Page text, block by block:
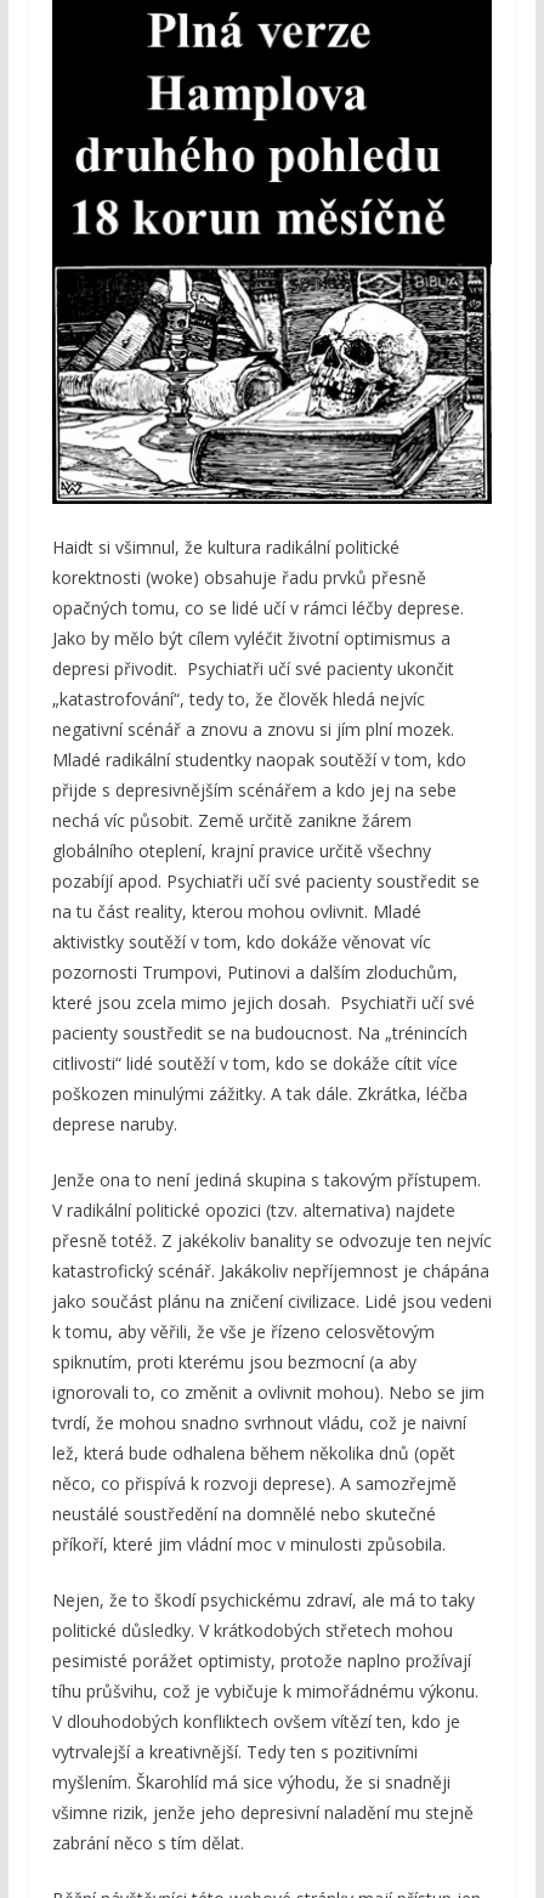
Haidt si všimnul, že kultura radikální politické
korektnosti (woke) obsahuje řadu prvků přesně
opačných tomu, co se lidé učí v rámci léčby deprese.
Jako by mělo být cílem vyléčit životní optimismus a
depresi přivodit. Psychiatři učí své pacienty ukončit
„katastrofování“, tedy to, že člověk hledá nejvíc
negativní scénář a znovu a znovu si jím plní mozek.
Mladé radikální studentky naopak soutěží v tom, kdo
přijde s depresivnějším scénářem a kdo jej na sebe
nechá víc působit. Země určitě zanikne žárem
globálního oteplení, krajní pravice určitě všechny
pozabíjí apod. Psychiatři učí své pacienty soustředit se
na tu část reality, kterou mohou ovlivnit. Mladé
aktivistky soutěží v tom, kdo dokáže věnovat víc
pozornosti Trumpovi, Putinovi a dalším zloduchům,
které jsou zcela mimo jejich dosah. Psychiatři učí své
pacienty soustředit se na budoucnost. Na „trénincích
citlivosti“ lidé soutěží v tom, kdo se dokáže cítit více
poškozen minulými zážitky. A tak dále. Zkrátka, léčba
deprese naruby.
Jenže ona to není jediná skupina s takovým přístupem.
V radikální politické opozici (tzv. alternativa) najdete
přesně totéž. Z jakékoliv banality se odvozuje ten nejvíc
katastrofický scénář. Jakákoliv nepříjemnost je chápána
jako součást plánu na zničení civilizace. Lidé jsou vedeni
k tomu, aby věřili, že vše je řízeno celosvětovým
spiknutím, proti kterému jsou bezmocní (a aby
ignorovali to, co změnit a ovlivnit mohou). Nebo se jim
tvrdí, že mohou snadno svrhnout vládu, což je naivní
lež, která bude odhalena během několika dnů (opět
něco, co přispívá k rozvoji deprese). A samozřejmě
neustálé soustředění na domnělé nebo skutečné
příkoří, které jim vládní moc v minulosti způsobila.
Nejen, že to škodí psychickému zdraví, ale má to taky
politické důsledky. V krátkodobých střetech mohou
pesimisté porážet optimisty, protože naplno prožívají
tíhu průšvihu, což je vybičuje k mimořádnému výkonu.
V dlouhodobých konfliktech ovšem vítězí ten, kdo je
vytrvalejší a kreativnější. Tedy ten s pozitivními
myšlením. Škarohlíd má sice výhodu, že si snadněji
všimne rizik, jenže jeho depresivní naladění mu stejně
zabrání něco s tím dělat.